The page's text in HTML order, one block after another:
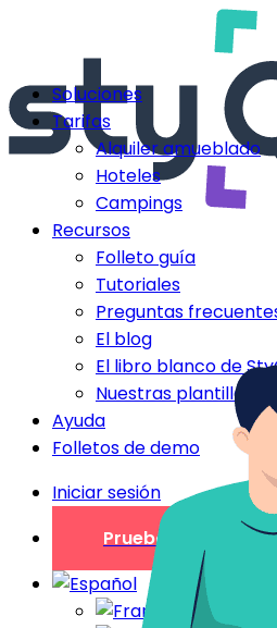
Soluciones
Tarifas
Alquiler amueblado
Hoteles
Campings
Recursos
Folleto guía
Tutoriales
Preguntas
El blog
El libro blanco de
Nuestras plantillas
Ayuda
Folletos de demo
Iniciar sesión
Prueba gratuita